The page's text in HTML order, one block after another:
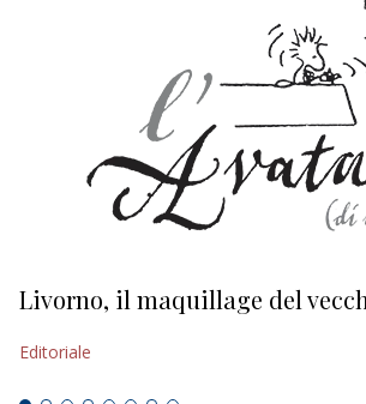
Livorno, il maquillage del
Editoriale